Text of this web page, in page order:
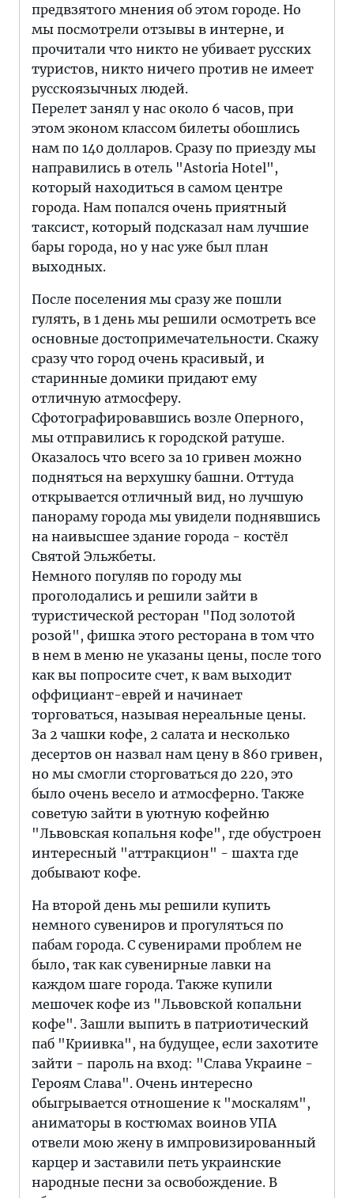
предвзятого мнения об этом городе. Но
мы посмотрели отзывы в интерне, и
прочитали что никто не убивает русских
туристов, никто ничего против не имеет
русскоязычных людей.
Перелет занял у нас около 6 часов, при
этом эконом классом билеты обошлись
нам по 140 долларов. Сразу по приезду мы
направились в отель "Astoria Hotel",
который находиться в самом центре
города. Нам попался очень приятный
таксист, который подсказал нам лучшие
бары города, но у нас уже был план
выходных.
После поселения мы сразу же пошли
гулять, в 1 день мы решили осмотреть все
основные достопримечательности. Скажу
сразу что город очень красивый, и
старинные домики придают ему
отличную атмосферу.
Сфотографировавшись возле Оперного,
мы отправились к городской ратуше.
Оказалось что всего за 10 гривен можно
подняться на верхушку башни. Оттуда
открывается отличный вид, но лучшую
панораму города мы увидели поднявшись
на наивысшее здание города - костёл
Святой Эльжбеты.
Немного погуляв по городу мы
проголодались и решили зайти в
туристической ресторан "Под золотой
розой", фишка этого ресторана в том что
в нем в меню не указаны цены, после того
как вы попросите счет, к вам выходит
оффициант-еврей и начинает
торговаться, называя нереальные цены.
За 2 чашки кофе, 2 салата и несколько
десертов он назвал нам цену в 860 гривен,
но мы смогли сторговаться до 220, это
было очень весело и атмосферно. Также
советую зайти в уютную кофейню
"Львовская копальня кофе", где обустроен
интересный "аттракцион" - шахта где
добывают кофе.
На второй день мы решили купить
немного сувениров и прогуляться по
пабам города. С сувенирами проблем не
было, так как сувенирные лавки на
каждом шаге города. Также купили
мешочек кофе из "Львовской копальни
кофе". Зашли выпить в патриотический
паб "Криивка", на будущее, если захотите
зайти - пароль на вход: "Слава Украине -
Героям Слава". Очень интересно
обыгрывается отношение к "москалям",
аниматоры в костюмах воинов УПА
отвели мою жену в импровизированный
карцер и заставили петь украинские
народные песни за освобождение. В